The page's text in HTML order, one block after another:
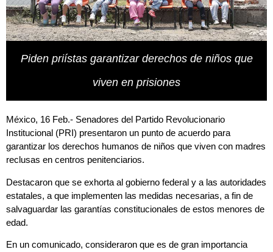
Piden priístas garantizar derechos de niños que
viven en prisiones
México, 16 Feb.- Senadores del Partido Revolucionario
Institucional (PRI) presentaron un punto de acuerdo para
garantizar los derechos humanos de niños que viven con madres
reclusas en centros penitenciarios.
Destacaron que se exhorta al gobierno federal y a las autoridades
estatales, a que implementen las medidas necesarias, a fin de
salvaguardar las garantías constitucionales de estos menores de
edad.
En un comunicado, consideraron que es de gran importancia